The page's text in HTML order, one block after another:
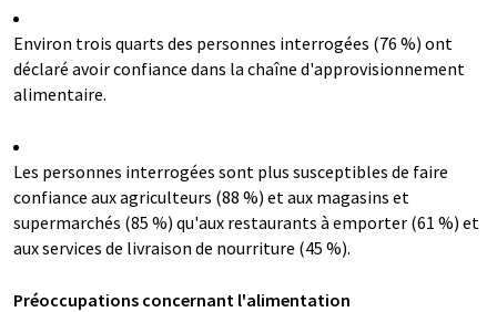
Environ trois quarts des personnes interrogées (76 %) ont
déclaré avoir confiance dans la chaîne d'approvisionnement
alimentaire.
Les personnes interrogées sont plus susceptibles de faire
confiance aux agriculteurs (88 %) et aux magasins et
supermarchés (85 %) qu'aux restaurants à emporter (61 %) et
aux services de livraison de nourriture (45 %).
Préoccupations concernant l'alimentation